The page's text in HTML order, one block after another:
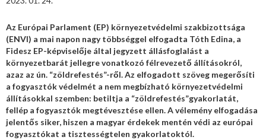
Az Európai Parlament (EP) környezetvédelmi szakbizottsága
(ENVI) a mai napon nagy többséggel elfogadta Tóth Edina, a
Fidesz EP-képviselője által jegyzett állásfoglalást a
környezetbarát jellegre vonatkozó félrevezető állításokról,
azaz az ún. “zöldrefestés”-ről. Az elfogadott szöveg megerősíti
a fogyasztók védelmét a nem megbízható környezetvédelmi
állításokkal szemben: betiltja a “zöldrefestés”gyakorlatát,
fellép a fogyasztók megtévesztése ellen. A vélemény elfogadása
jelentős siker, hiszen a magyar érdekek mentén védi az európai
fogyasztókat a tisztességtelen gyakorlatoktól.